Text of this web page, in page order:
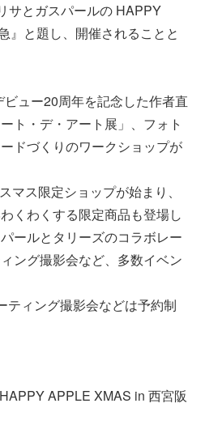
サとガスパールの HAPPY
』と題し、開催されることと
ュー20周年を記念した作者直
ト・デ・アート展」、フォト
ドづくりのワークショップが
マス限定ショップが始まり、
くわくする限定商品も登場し
ールとタリーズのコラボレー
ング撮影会など、多数イベン
ティング撮影会などは予約制
APPLE XMAS in 西宮阪